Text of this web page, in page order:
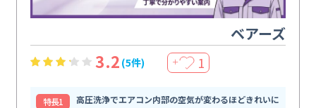
ベアーズ
3.2 (5件) ＋ 1
特⻑1
高圧洗浄でエアコン内部の空気が変わるほどきれいに